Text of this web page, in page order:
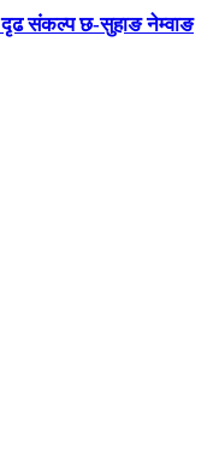
दृढ संकल्प छ-सुहाङ नेम्वाङ